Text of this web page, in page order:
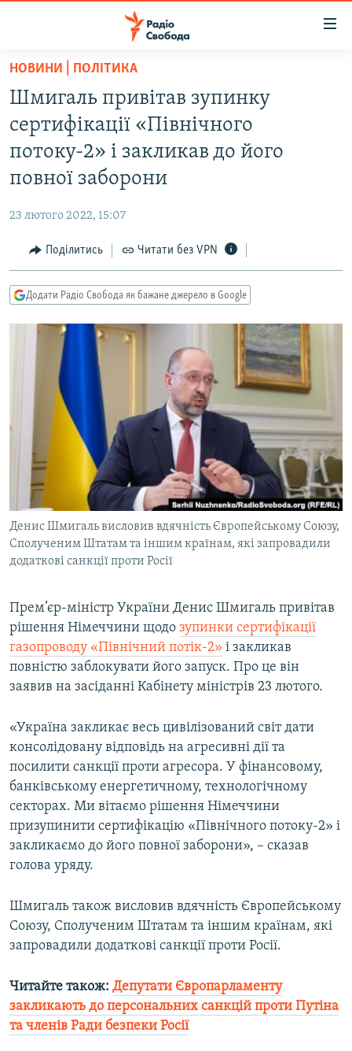
Перейти
основного
матеріалу
Перейти
до
основної
Перейти
пошуку
ВСЕ ЗА ДОБУ
СТАТТІ
ПОЛІТИКА
КУЛЬТУРА
СПОРТ
ДОНБАС.РЕАЛІЇ
КРИМ.РЕАЛІЇ
ТИ ЯК?
КИТАЙ.ВИКЛИКИ
МУЛЬТИМЕДІА
СПЕЦПРОЄКТИ
ПОДКАСТИ
КРИМ РЕАЛІЇ
РУС
УКР
КТАТ
ДОЛУЧАЙСЯ!
Усі сайти RFE/RL
НОВИНИ | ПОЛІТИКА
Шмигаль привітав зупинку
сертифікації «Північного
потоку-2» і закликав до його
повної заборони
23 лютого 2022, 15:07
Поділитись Читати без VPN
Додати Радіо Свобода як бажане джерело в Google
Денис Шмигаль висловив вдячність Європейському Союзу,
Сполученим Штатам та іншим країнам, які запровадили
додаткові санкції проти Росії
Прем’єр-міністр України Денис Шмигаль привітав
рішення Німеччини щодо зупинки сертифікації
газопроводу «Північний потік-2» і закликав
повністю заблокувати його запуск. Про це він
заявив на засіданні Кабінету міністрів 23 лютого.
«Україна закликає весь цивілізований світ дати
консолідовану відповідь на агресивні дії та
посилити санкції проти агресора. У фінансовому,
банківському енергетичному, технологічному
секторах. Ми вітаємо рішення Німеччини
призупинити сертифікацію «Північного потоку-2» і
закликаємо до його повної заборони», – сказав
голова уряду.
Шмигаль також висловив вдячність Європейському
Союзу, Сполученим Штатам та іншим країнам, які
запровадили додаткові санкції проти Росії.
Читайте також: Депутати Європарламенту
закликають до персональних санкцій проти Путіна
та членів Ради безпеки Росії